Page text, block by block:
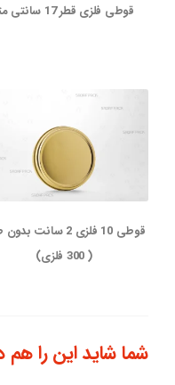
قوطی فلزی قطر 17 سانتی متر
قوطی 10 فلزی 2 سانت
( 300 فلزی)
شما شاید این را